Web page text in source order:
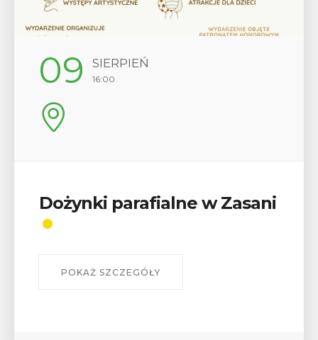
09 SIERPIEŃ
16:00
Dożynki parafialne w Zasani
POKAŻ SZCZEGÓŁY